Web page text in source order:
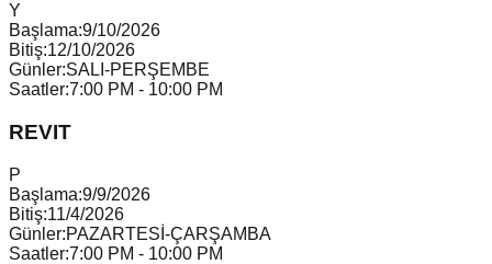
Y
Başlama:9/10/2026
Bitiş:12/10/2026
Günler:SALI-PERŞEMBE
Saatler:7:00 PM - 10:00 PM
REVIT
P
Başlama:9/9/2026
Bitiş:11/4/2026
Günler:PAZARTESİ-ÇARŞAMBA
Saatler:7:00 PM - 10:00 PM